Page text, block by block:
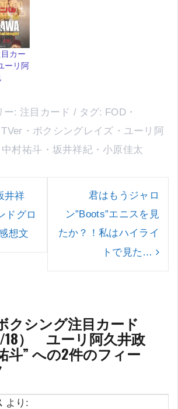
カー
ーリ阿
ー: 注目カード タグ: FOD・
TVer ・ ボクシングレイズ ・ ユーリ阿
中村祐斗 ・ 坂井祥紀・ 小原佳太
井祥
グロ
想文
君はもうジャロ
ン”Boots”エニスを見
たか？！私はハイライ
トで見た…
クシング注目カード
18） ユーリ阿久井政
斗” への2件のフィー
より: